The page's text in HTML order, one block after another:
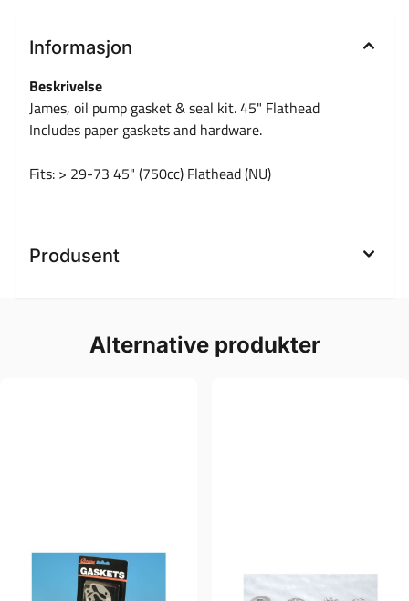
Informasjon
Beskrivelse
James, oil pump gasket & seal kit. 45" Flathead
Includes paper gaskets and hardware.
Fits: > 29-73 45" (750cc) Flathead (NU)
Produsent
Alternative produkter